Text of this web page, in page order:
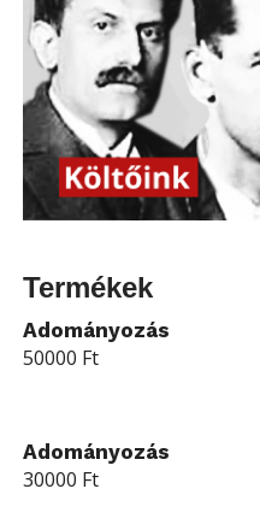
Termékek
Adományozás
50000 Ft
Adományozás
30000 Ft